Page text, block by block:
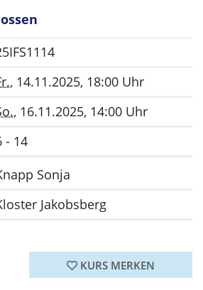
, 14.11.2025, 18:00 Uhr
, 16.11.2025, 14:00 Uhr
- 14
Sonja
Jakobsberg
KURS MERKEN